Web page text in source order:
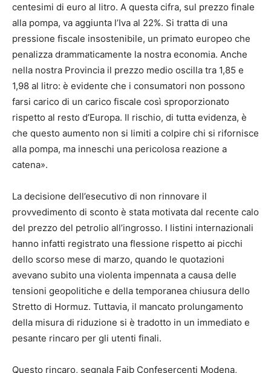
centesimi di euro al litro. A questa cifra, sul prezzo finale
alla pompa, va aggiunta l’Iva al 22%. Si tratta di una
pressione fiscale insostenibile, un primato europeo che
penalizza drammaticamente la nostra economia. Anche
nella nostra Provincia il prezzo medio oscilla tra 1,85 e
1,98 al litro: è evidente che i consumatori non possono
farsi carico di un carico fiscale così sproporzionato
rispetto al resto d’Europa. Il rischio, di tutta evidenza, è
che questo aumento non si limiti a colpire chi si rifornisce
alla pompa, ma inneschi una pericolosa reazione a
catena».
La decisione dell’esecutivo di non rinnovare il
provvedimento di sconto è stata motivata dal recente calo
del prezzo del petrolio all’ingrosso. I listini internazionali
hanno infatti registrato una flessione rispetto ai picchi
dello scorso mese di marzo, quando le quotazioni
avevano subito una violenta impennata a causa delle
tensioni geopolitiche e della temporanea chiusura dello
Stretto di Hormuz. Tuttavia, il mancato prolungamento
della misura di riduzione si è tradotto in un immediato e
pesante rincaro per gli utenti finali.
Questo rincaro, segnala Faib Confesercenti Modena,